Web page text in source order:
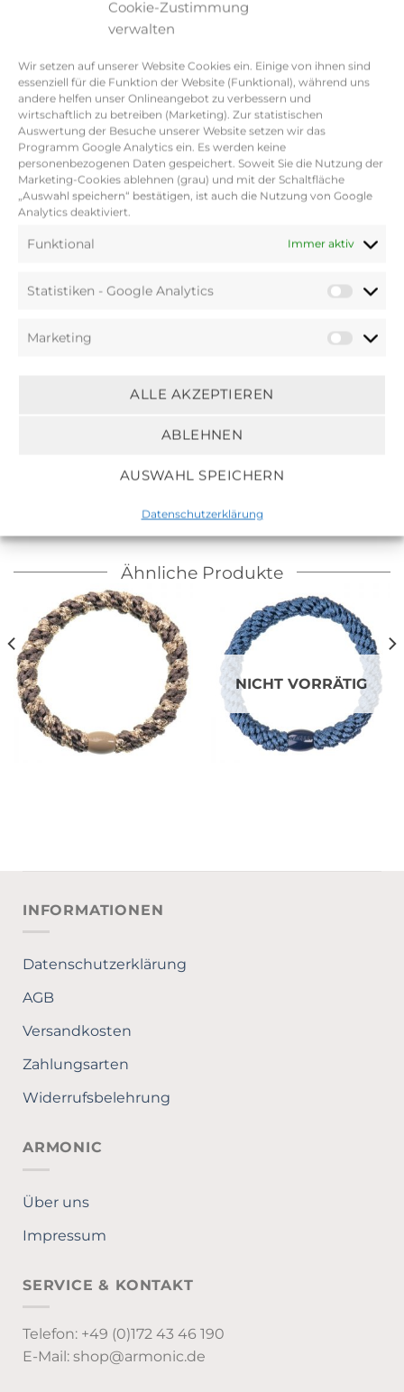
Cookie-Zustimmung
verwalten
Wir setzen auf unserer Website Cookies ein. Einige von ihnen sind
essenziell für die Funktion der Website (Funktional), während uns
andere helfen unser Onlineangebot zu verbessern und
wirtschaftlich zu betreiben (Marketing). Zur statistischen
Auswertung der Besuche unserer Website setzen wir das
Programm Google Analytics ein. Es werden keine
personenbezogenen Daten gespeichert. Soweit Sie die Nutzung der
Marketing-Cookies ablehnen (grau) und mit der Schaltfläche
„Auswahl speichern“ bestätigen, ist auch die Nutzung von Google
Analytics deaktiviert.
Funktional Immer aktiv
Statistiken - Google Analytics
Marketing
ALLE AKZEPTIEREN
ABLEHNEN
AUSWAHL SPEICHERN
Datenschutzerklärung
Das KKNEKKI Haargummi stammt aus
dem norwegischen Haus Bon Dep.
Gewebt aus über 60 Polyesterfäden unter
einer patentierten Spinn- und
Webtechnik, ist es diesem Haargummi
möglich, seine Widerstandsfähigkeit
extrem haarschonend zu verhalten.
allergikerfreundlich. Der einzigartige
beinahe endlose Anzahl von
daher doppelter Beliebtheit. Ein
Salzwasser franst es weder aus, noch
Ähnliche Produkte
NICHT VORRÄTIG
INFORMATIONEN
Datenschutzerklärung
AGB
Versandkosten
Zahlungsarten
Widerrufsbelehrung
ARMONIC
Über uns
Impressum
SERVICE & KONTAKT
Telefon: +49 (0)172 43 46 190
E-Mail: shop@armonic.de